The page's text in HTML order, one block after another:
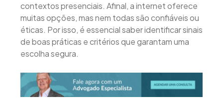
contextos presenciais. Afinal, a internet oferece
muitas opções, mas nem todas são confiáveis ou
éticas. Por isso, é essencial saber identificar sinais
de boas práticas e critérios que garantam uma
escolha segura.